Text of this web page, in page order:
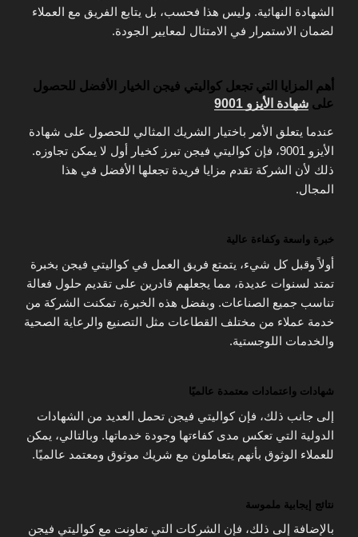
الشهادة النهائية. وليس هذا فحسب، بل يتابع الفريق مع العملاء
لضمان الاستمرار في الامتثال لمعايير الجودة.
أهم المزايا التي تجعل كواليتي فيجن الخيار الأفضل للحصول
على شهادة الأيزو 9001
عندما يتعلق الأمر باختيار الشريك المثالي للحصول على شهادة
الأيزو 9001، فإن كواليتي فيجن تبرز كخيار أول لا يمكن تجاوزه.
ذلك لأن الشركة تقدم مزايا فريدة تجعلها الأفضل في هذا
المجال.
خبرة واسعة وكفاءة عالية
أولاً وقبل كل شيء، يتمتع فريق العمل في كواليتي فيجن بخبرة
تمتد لسنوات عديدة، مما يجعلهم قادرين على تقديم حلول فعالة
تناسب جميع الصناعات. وبفضل هذه الخبرة، تمكنت الشركة من
خدمة عملاء من مختلف القطاعات مثل التصنيع والرعاية الصحية
والخدمات اللوجستية.
شهادات واعتمادات معتمدة عالميًا
إلى جانب ذلك، فإن كواليتي فيجن تحمل العديد من الشهادات
الدولية التي تعكس مدى كفاءتها وجودة خدماتها. وبالتالي، يمكن
للعملاء الوثوق بأنهم يتعاملون مع شريك موثوق ومعتمد عالميًا.
نتائج إيجابية ملموسة
بالإضافة إلى ذلك، فإن الشركات التي تعاونت مع كواليتي فيجن